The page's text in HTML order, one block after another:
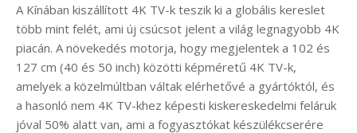
A Kínában kiszállított 4K TV-k teszik ki a globális kereslet
több mint felét, ami új csúcsot jelent a világ legnagyobb 4K
piacán. A növekedés motorja, hogy megjelentek a 102 és
127 cm (40 és 50 inch) közötti képméretű 4K TV-k,
amelyek a közelmúltban váltak elérhetővé a gyártóktól, és
a hasonló nem 4K TV-khez képesti kiskereskedelmi feláruk
jóval 50% alatt van, ami a fogyasztókat készülékcserére